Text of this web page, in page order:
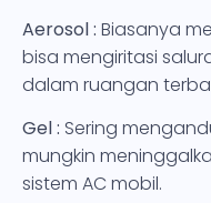
Aerosol : Biasanya
bisa mengiritasi
dalam ruangan
Gel : Sering
mungkin
sistem AC mobil.